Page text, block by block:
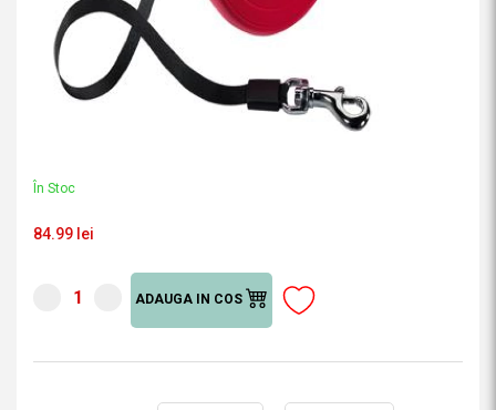
În Stoc
84.99 lei
ADAUGA IN COS